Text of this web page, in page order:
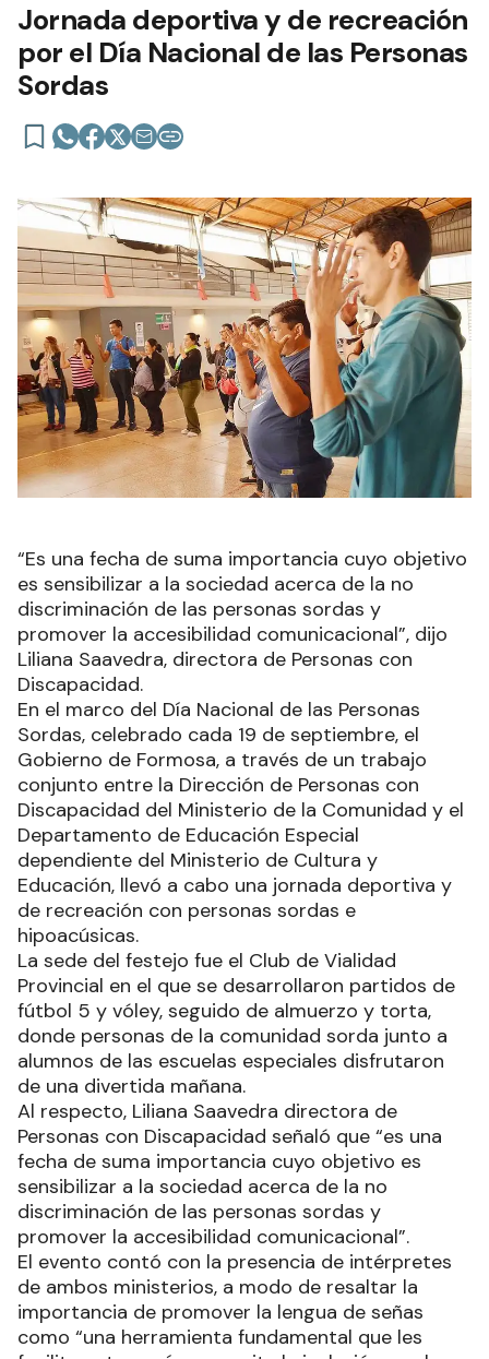
Jornada deportiva y de recreación
por el Día Nacional de las Personas
Sordas
“Es una fecha de suma importancia cuyo objetivo
es sensibilizar a la sociedad acerca de la no
discriminación de las personas sordas y
promover la accesibilidad comunicacional”, dijo
Liliana Saavedra, directora de Personas con
Discapacidad.
En el marco del Día Nacional de las Personas
Sordas, celebrado cada 19 de septiembre, el
Gobierno de Formosa, a través de un trabajo
conjunto entre la Dirección de Personas con
Discapacidad del Ministerio de la Comunidad y el
Departamento de Educación Especial
dependiente del Ministerio de Cultura y
Educación, llevó a cabo una jornada deportiva y
de recreación con personas sordas e
hipoacúsicas.
La sede del festejo fue el Club de Vialidad
Provincial en el que se desarrollaron partidos de
fútbol 5 y vóley, seguido de almuerzo y torta,
donde personas de la comunidad sorda junto a
alumnos de las escuelas especiales disfrutaron
de una divertida mañana.
Al respecto, Liliana Saavedra directora de
Personas con Discapacidad señaló que “es una
fecha de suma importancia cuyo objetivo es
sensibilizar a la sociedad acerca de la no
discriminación de las personas sordas y
promover la accesibilidad comunicacional”.
El evento contó con la presencia de intérpretes
de ambos ministerios, a modo de resaltar la
importancia de promover la lengua de señas
como “una herramienta fundamental que les